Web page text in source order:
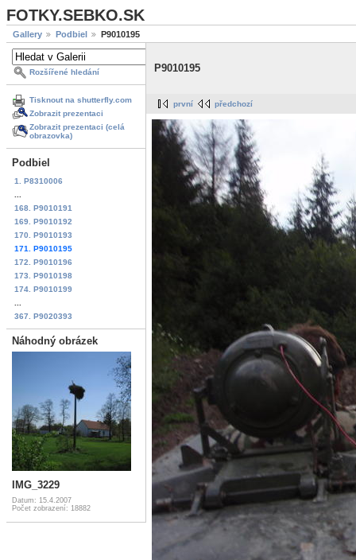
FOTKY.SEBKO.SK
Gallery Podbiel P9010195
Rozšířené hledání
Tisknout na shutterfly.com
Zobrazit prezentaci
Zobrazit prezentaci (celá
obrazovka)
Podbiel
1. P8310006
168. P9010191
169. P9010192
170. P9010193
171. P9010195
172. P9010196
173. P9010198
174. P9010199
367. P9020393
Náhodný obrázek
IMG_3229
Datum: 15.4.2007
Počet zobrazení: 18882
P9010195
první předchozí